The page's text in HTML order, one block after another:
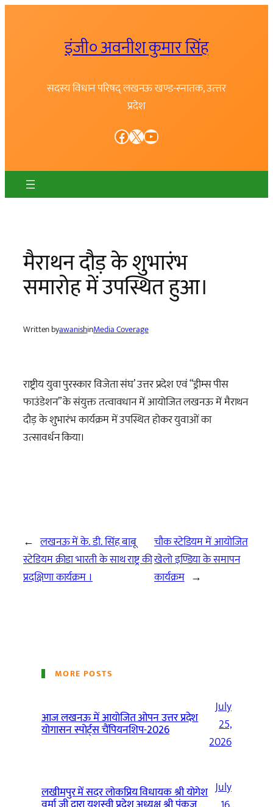
इंजी० अवनीश कुमार सिंह
सदस्य विधान परिषद् लखनऊ खण्ड-स्नातक, उत्त्तर
प्रदेश
Facebook X YouTube
मैराथन दौड़ के शुभारंभ
समारोह में उपस्थित हुआ।
Written byawanishinMedia Coverage
राष्ट्रीय युवा पुरस्कार विजेता संघ’ उत्तर प्रदेश एवं “ड्रीम्स पीस
फाउंडेशन” के संयुक्त तत्वावधान में आयोजित लखनऊ में मैराथन
दौड़ के शुभारंभ कार्यक्रम में उपस्थित होकर युवाओं का
उत्सावर्धन किया।
← लखनऊ में के. डी. सिंह बाबू
स्टेडियम क्रीडा भारती के साथ राष्ट्र की
प्रदक्षिणा कार्यक्रम ।
चौक स्टेडियम में आयोजित
खेलो इण्डिया के समापन
कार्यक्रम →
MORE POSTS
आज लखनऊ में आयोजित ओपन उत्तर प्रदेश
योगासन स्पोर्ट्स चैंपियनशिप-2026
July
25,
2026
लखीमपुर में सदर लोकप्रिय विधायक श्री योगेश July